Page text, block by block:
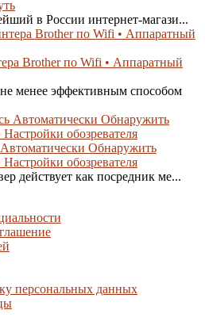
в России интернет-магази...
Brother по Wifi • Аппаратный
менее эффективным способом
Обнаружить
обозревателя
действует как посредник ме...
персональных данных